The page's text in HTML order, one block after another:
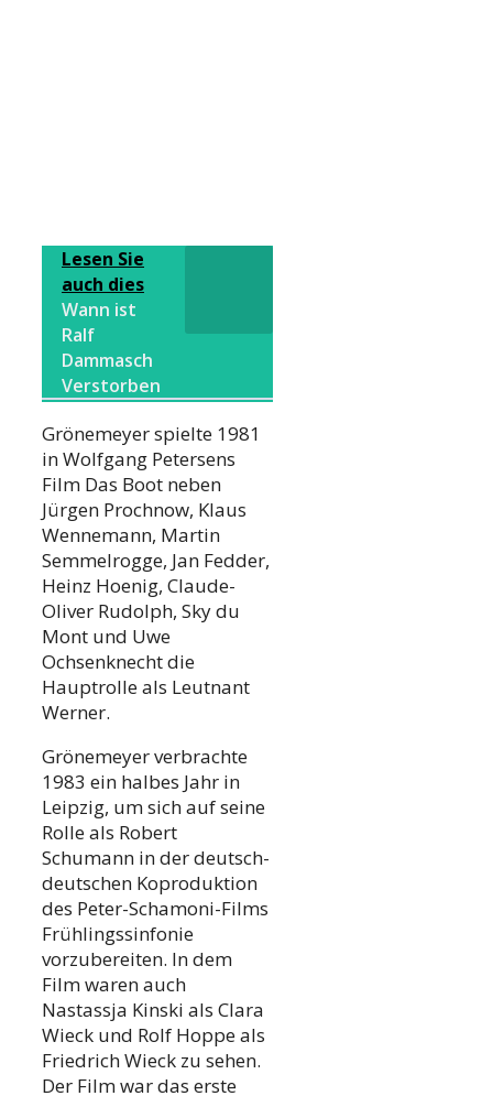
Lesen Sie
auch dies
Wann ist
Ralf
Dammasch
Verstorben
Grönemeyer spielte 1981
in Wolfgang Petersens
Film Das Boot neben
Jürgen Prochnow, Klaus
Wennemann, Martin
Semmelrogge, Jan Fedder,
Heinz Hoenig, Claude-
Oliver Rudolph, Sky du
Mont und Uwe
Ochsenknecht die
Hauptrolle als Leutnant
Werner.
Grönemeyer verbrachte
1983 ein halbes Jahr in
Leipzig, um sich auf seine
Rolle als Robert
Schumann in der deutsch-
deutschen Koproduktion
des Peter-Schamoni-Films
Frühlingssinfonie
vorzubereiten. In dem
Film waren auch
Nastassja Kinski als Clara
Wieck und Rolf Hoppe als
Friedrich Wieck zu sehen.
Der Film war das erste